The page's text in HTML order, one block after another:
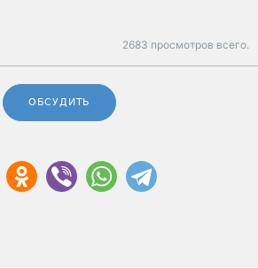
2683 просмотров всего.
ОБСУДИТЬ